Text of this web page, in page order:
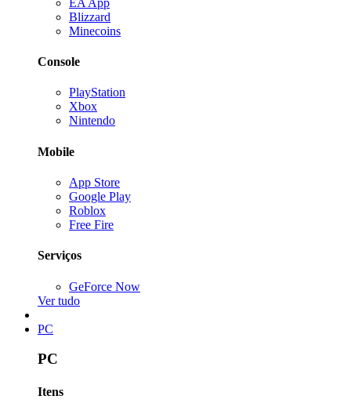
EA App
Blizzard
Minecoins
Console
PlayStation
Xbox
Nintendo
Mobile
App Store
Google Play
Roblox
Free Fire
Serviços
GeForce Now
Ver tudo
PC
PC
Itens